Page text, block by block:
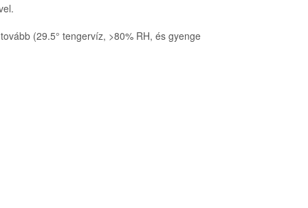
(29.5° tengervíz, >80% RH, és gyenge